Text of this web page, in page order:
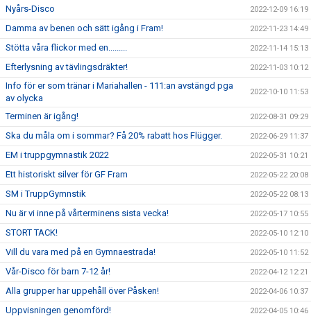
Nyårs-Disco 2022-12-09 16:19
Damma av benen och sätt igång i Fram! 2022-11-23 14:49
Stötta våra flickor med en......... 2022-11-14 15:13
Efterlysning av tävlingsdräkter! 2022-11-03 10:12
Info för er som tränar i Mariahallen - 111:an avstängd pga
av olycka
2022-10-10 11:53
Terminen är igång! 2022-08-31 09:29
Ska du måla om i sommar? Få 20% rabatt hos Flügger. 2022-06-29 11:37
EM i truppgymnastik 2022 2022-05-31 10:21
Ett historiskt silver för GF Fram 2022-05-22 20:08
SM i TruppGymnstik 2022-05-22 08:13
Nu är vi inne på vårterminens sista vecka! 2022-05-17 10:55
STORT TACK! 2022-05-10 12:10
Vill du vara med på en Gymnaestrada! 2022-05-10 11:52
Vår-Disco för barn 7-12 år! 2022-04-12 12:21
Alla grupper har uppehåll över Påsken! 2022-04-06 10:37
Uppvisningen genomförd! 2022-04-05 10:46